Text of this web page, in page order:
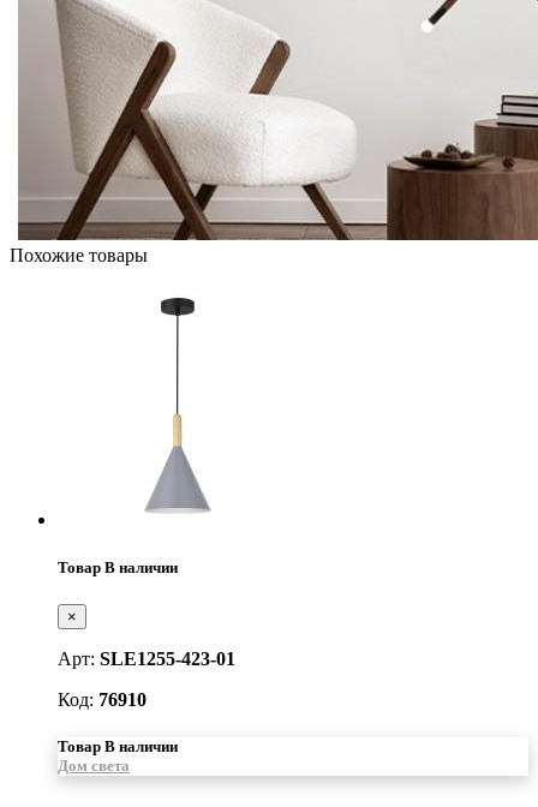
Похожие товары
Товар В наличии
×
Арт: SLE1255-423-01
Код: 76910
Товар В наличии
Дом света